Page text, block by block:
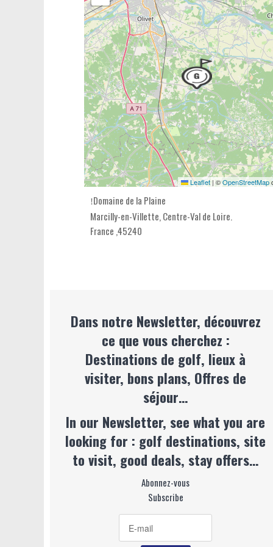
Leaflet | ©OpenStreetMap
Domaine de la Plaine
Marcilly-en-Villette, Centre-Val de Loire.
France ,45240
Dans notre Newsletter, découvrez
ce que vous cherchez :
Destinations de golf, lieux à
visiter, bons plans, Offres de
séjour…
In our Newsletter, see what you are
looking for : golf destinations, site
to visit, good deals, stay offers…
Abonnez-vous
Subscribe